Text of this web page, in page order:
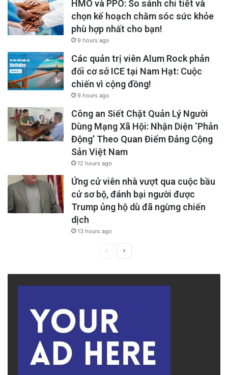
HMO và PPO: So sánh chi tiết và
chọn kế hoạch chăm sóc sức khỏe
phù hợp nhất cho bạn!
9 hours ago
Các quản trị viên Alum Rock phản
đối cơ sở ICE tại Nam Hạt: Cuộc
chiến vì cộng đồng!
9 hours ago
Công an Siết Chặt Quản Lý Người
Dùng Mạng Xã Hội: Nhận Diện ‘Phản
Động’ Theo Quan Điểm Đảng Cộng
Sản Việt Nam
12 hours ago
Ứng cử viên nhà vượt qua cuộc bầu
cử sơ bộ, đánh bại người được
Trump ủng hộ dù đã ngừng chiến
dịch
13 hours ago
PreviousNext